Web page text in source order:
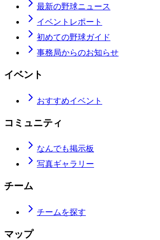
最新の野球ニュース
イベントレポート
初めての野球ガイド
事務局からのお知らせ
イベント
おすすめイベント
コミュニティ
なんでも掲示板
写真ギャラリー
チーム
チームを探す
マップ